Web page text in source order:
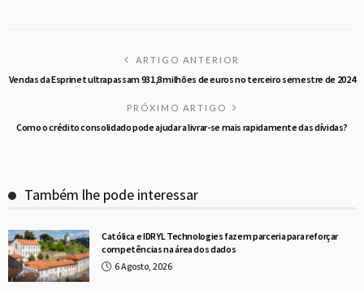
ARTIGO ANTERIOR
Vendas da Esprinet ultrapassam 931,8 milhões de euros no terceiro semestre de 2024
PRÓXIMO ARTIGO
Como o crédito consolidado pode ajudar a livrar-se mais rapidamente das dívidas?
Também lhe pode interessar
Católica e IDRYL Technologies fazem parceria para reforçar
competências na área dos dados
6 Agosto, 2026